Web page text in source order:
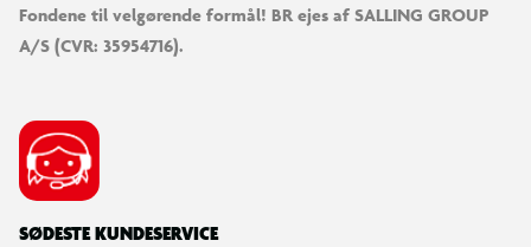
Fondene til velgørende formål! BR ejes af SALLING GROUP
A/S (CVR: 35954716).
SØDESTE KUNDESERVICE